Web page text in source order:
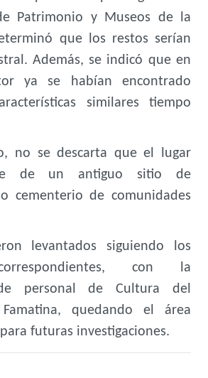
Patrimonio y Museos de la
que los restos serían
Además, se indicó que en
ya se habían encontrado
similares tiempo
no se descarta que el lugar
de un antiguo sitio de
cementerio de comunidades
levantados siguiendo los
con la
personal de Cultura del
quedando el área
futuras investigaciones.